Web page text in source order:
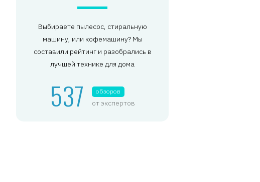
Выбираете пылесос, стиральную
машину, или кофемашину? Мы
составили рейтинг и разобрались в
лучшей технике для дома
537 обзоров
от экспертов